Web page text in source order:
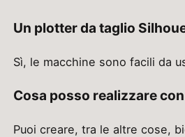
Un plotter da taglio
Sì, le macchine sono facili da
Cosa posso realizzare
Puoi creare, tra le altre cose,